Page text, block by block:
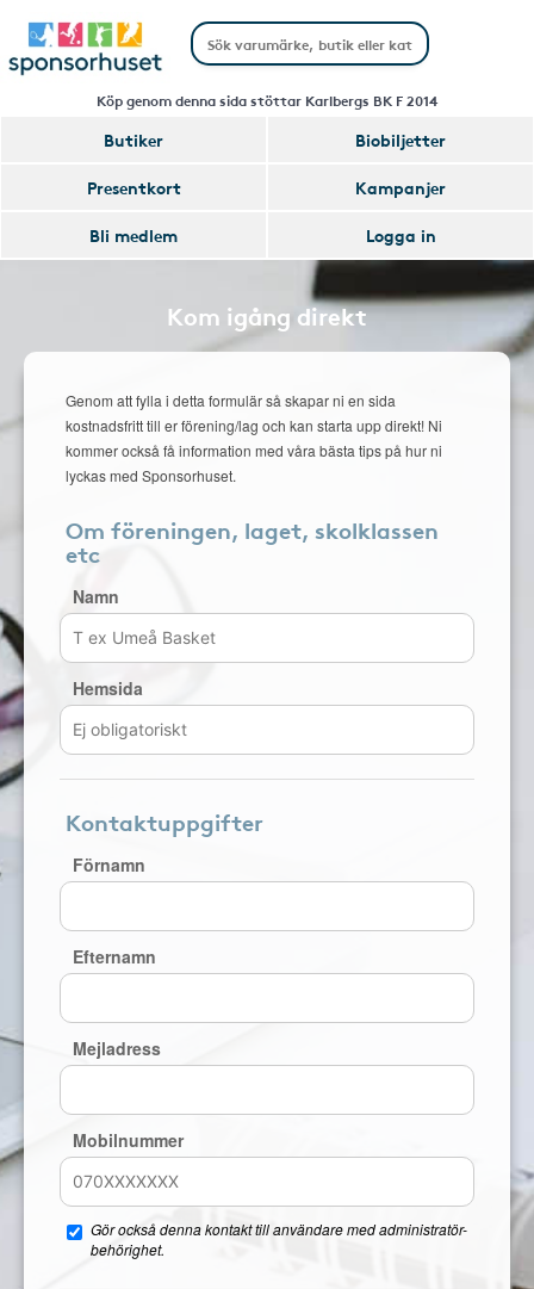
Köp genom denna sida stöttar Karlbergs BK F 2014
Butiker
Biobiljetter
Presentkort
Kampanjer
Bli medlem
Logga in
Kom igång direkt
Genom att fylla i detta formulär så skapar ni en sida
kostnadsfritt till er förening/lag och kan starta upp direkt! Ni
kommer också få information med våra bästa tips på hur ni
lyckas med Sponsorhuset.
Om föreningen, laget, skolklassen
etc
Namn
Hemsida
Kontaktuppgifter
Förnamn
Efternamn
Mejladress
Mobilnummer
Gör också denna kontakt till användare med administratör-
behörighet.